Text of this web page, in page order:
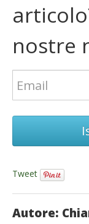
nostre
Tweet
Autore: